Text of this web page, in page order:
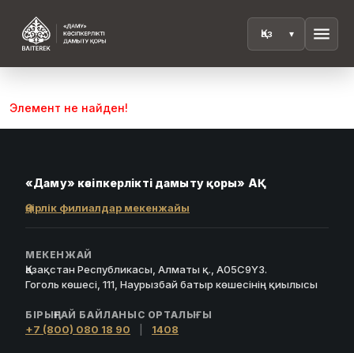
menu
Элемент не найден!
«Даму» кәсіпкерлікті дамыту қоры» АҚ
Өңірлік филиалдар мекенжайы
МЕКЕНЖАЙ
Қазақстан Республикасы, Алматы қ., A05C9Y3.
Гоголь көшесі, 111, Наурызбай батыр көшесінің қиылысы
БІРЫҢҒАЙ БАЙЛАНЫС ОРТАЛЫҒЫ
+7 (800) 080 18 90 1408